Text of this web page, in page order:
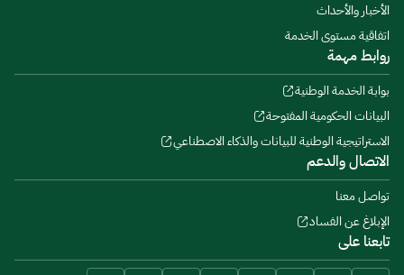
الأخبار والأحداث
اتفاقية مستوى الخدمة
روابط مهمة
بوابة الخدمة الوطنية
البيانات الحكومية المفتوحة
الاستراتيجية الوطنية للبيانات والذكاء الاصطناعي
الاتصال والدعم
تواصل معنا
الإبلاغ عن الفساد
تابعنا على